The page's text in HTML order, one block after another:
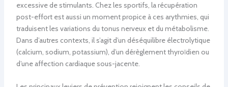
excessive de stimulants. Chez les sportifs, la récupération
post-effort est aussi un moment propice à ces arythmies, qui
traduisent les variations du tonus nerveux et du métabolisme.
Dans d’autres contexts, il s’agit d’un déséquilibre électrolytique
(calcium, sodium, potassium), d’un dérèglement thyroïdien ou
d’une affection cardiaque sous-jacente.